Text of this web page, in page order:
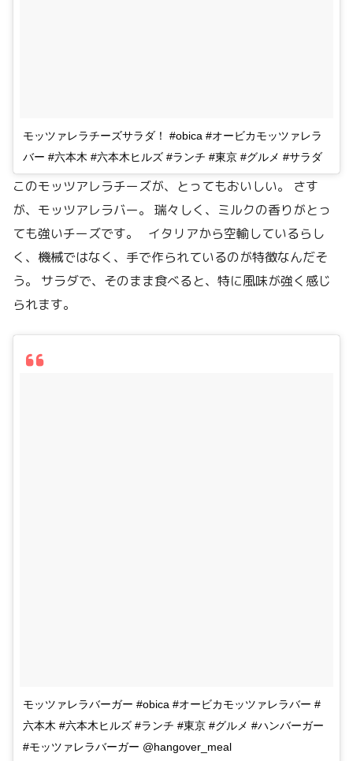
モッツァレラチーズサラダ！ #obica #オービカモッツァレラ
バー #六本木 #六本木ヒルズ #ランチ #東京 #グルメ #サラダ
このモッツアレラチーズが、とってもおいしい。 さす
が、モッツアレラバー。 瑞々しく、ミルクの香りがとっ
ても強いチーズです。 イタリアから空輸しているらし
く、機械ではなく、手で作られているのが特徴なんだそ
う。 サラダで、そのまま食べると、特に風味が強く感じ
られます。
モッツァレラバーガー #obica #オービカモッツァレラバー #
六本木 #六本木ヒルズ #ランチ #東京 #グルメ #ハンバーガー
#モッツァレラバーガー @hangover_meal